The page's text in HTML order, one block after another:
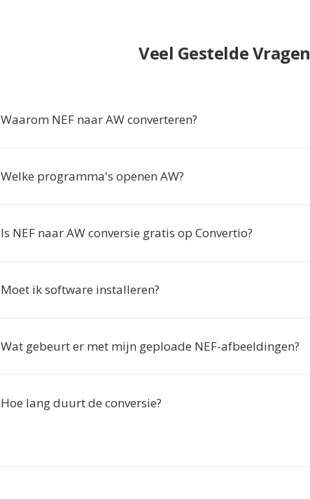
Veel Gestelde Vragen
Waarom NEF naar AW converteren?
Welke programma's openen AW?
Is NEF naar AW conversie gratis op Convertio?
Moet ik software installeren?
Wat gebeurt er met mijn geploade NEF-afbeeldingen?
Hoe lang duurt de conversie?